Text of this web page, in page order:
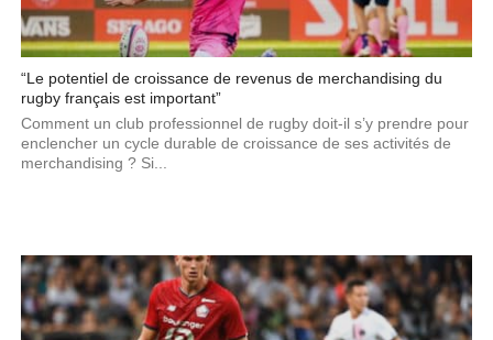
“Le potentiel de croissance de revenus de merchandising du
rugby français est important”
Comment un club professionnel de rugby doit-il s’y prendre pour
enclencher un cycle durable de croissance de ses activités de
merchandising ? Si...